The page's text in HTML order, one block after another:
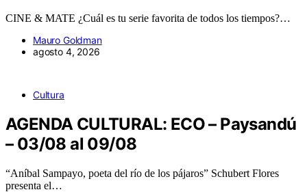
CINE & MATE ¿Cuál es tu serie favorita de todos los tiempos?…
Mauro Goldman
agosto 4, 2026
Cultura
AGENDA CULTURAL: ECO – Paysandú
– 03/08 al 09/08
“Aníbal Sampayo, poeta del río de los pájaros” Schubert Flores
presenta el…